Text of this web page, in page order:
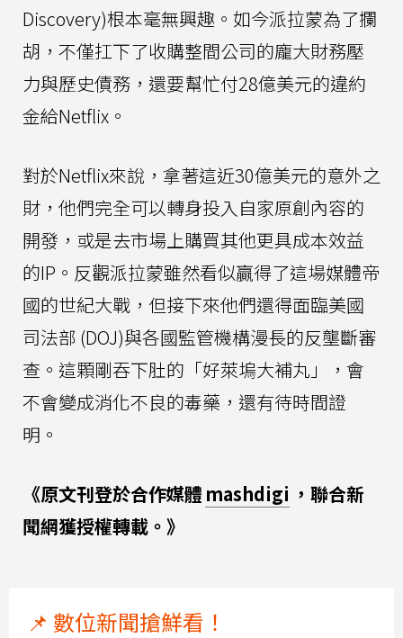
Discovery)根本毫無興趣。如今派拉蒙為了攔
胡，不僅扛下了收購整間公司的龐大財務壓
力與歷史債務，還要幫忙付28億美元的違約
金給Netflix。
對於Netflix來說，拿著這近30億美元的意外之
財，他們完全可以轉身投入自家原創內容的
開發，或是去市場上購買其他更具成本效益
的IP。反觀派拉蒙雖然看似贏得了這場媒體帝
國的世紀大戰，但接下來他們還得面臨美國
司法部 (DOJ)與各國監管機構漫長的反壟斷審
查。這顆剛吞下肚的「好萊塢大補丸」，會
不會變成消化不良的毒藥，還有待時間證
明。
《原文刊登於合作媒體 mashdigi ，聯合新
聞網獲授權轉載。》
📌 數位新聞搶鮮看！